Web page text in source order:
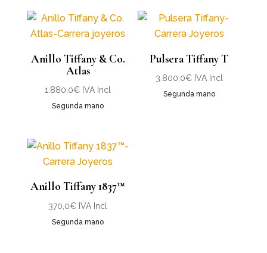
últimos
Anillo Tiffany & Co.
Atlas
1.880,0€ IVA Incl
Segunda mano
Pulsera Tiffany T
3.800,0€ IVA Incl
Segunda mano
Anillo Tiffany 1837™
370,0€ IVA Incl
Segunda mano